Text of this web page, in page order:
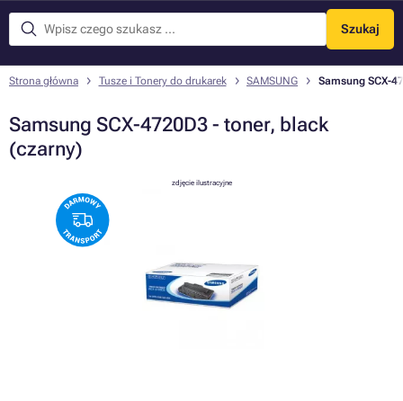
Szukaj
Menu
Strona główna Tusze i Tonery do drukarek SAMSUNG Samsung SCX-
Samsung SCX-4720D3 - toner, black
(czarny)
zdjęcie ilustracyjne